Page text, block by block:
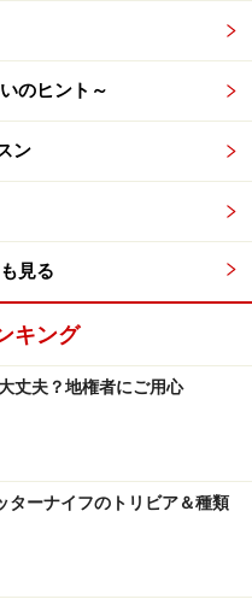
新の内容をご確認くださ
のヒント～
ン
見る
キング
丈夫？地権者にご用心
ターナイフのトリビア＆種類